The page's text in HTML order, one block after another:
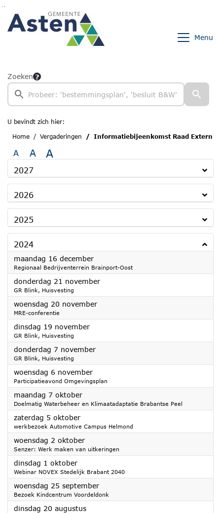
Ga naar de inhoud van deze pagina
Ga naar het zoeken
Ga naar het menu
Menu
Zoeken
U bevindt zich hier:
Home
Vergaderingen Informatiebijeenkomst Raad Extern
A A A
2027
2026
2025
2024
maandag 16 december2024
Regionaal Bedrijventerrein Brainport-Oost
donderdag 21 november2024
GR Blink, Huisvesting
woensdag 20 november2024
MRE-conferentie
dinsdag 19 november2024
GR Blink, Huisvesting
donderdag 7 november2024
GR Blink, Huisvesting
woensdag 6 november2024
Participatieavond Omgevingsplan
maandag 7 oktober2024
Doelmatig Waterbeheer en Klimaatadaptatie Brabantse Peel
zaterdag 5 oktober2024
werkbezoek Automotive Campus Helmond
woensdag 2 oktober2024
Senzer: Werk maken van uitkeringen
dinsdag 1 oktober2024
Webinar NOVEX Stedelijk Brabant 2040
woensdag 25 september2024
Bezoek Kindcentrum Voordeldonk
dinsdag 20 augustus2024